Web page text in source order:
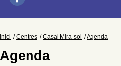
Inici Centres Casal Mira-sol Agenda
Agenda